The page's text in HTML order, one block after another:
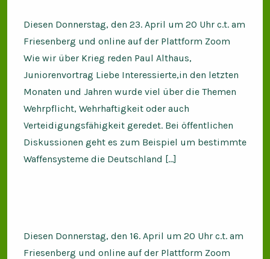
Diesen Donnerstag, den 23. April um 20 Uhr c.t. am
Friesenberg und online auf der Plattform Zoom
Wie wir über Krieg reden Paul Althaus,
Juniorenvortrag Liebe Interessierte,in den letzten
Monaten und Jahren wurde viel über die Themen
Wehrpflicht, Wehrhaftigkeit oder auch
Verteidigungsfähigkeit geredet. Bei öffentlichen
Diskussionen geht es zum Beispiel um bestimmte
Waffensysteme die Deutschland […]
Diesen Donnerstag, den 16. April um 20 Uhr c.t. am
Friesenberg und online auf der Plattform Zoom